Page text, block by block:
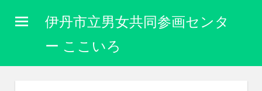
伊丹市立男女共同参画センタ
ー ここいろ